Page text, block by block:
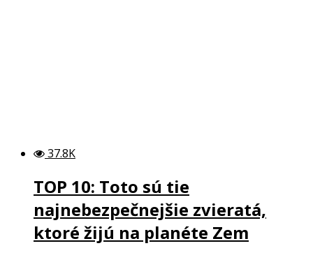
37.8K
TOP 10: Toto sú tie
najnebezpečnejšie zvieratá,
ktoré žijú na planéte Zem